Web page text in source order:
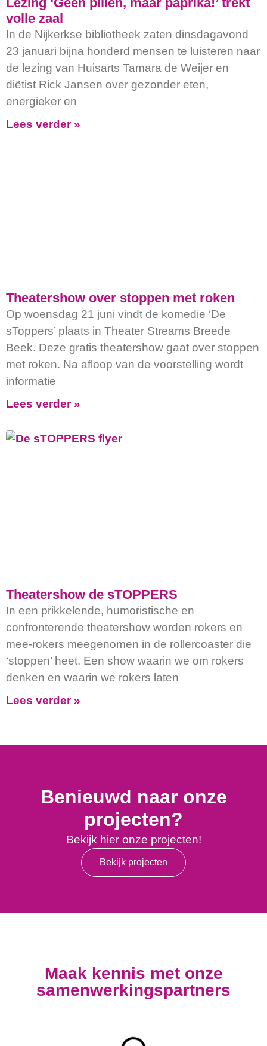
volle zaal
In de Nijkerkse bibliotheek zaten dinsdagavond
23 januari bijna honderd mensen te luisteren naar
de lezing van Huisarts Tamara de Weijer en
diëtist Rick Jansen over gezonder eten,
energieker en
Lees verder »
Theatershow over stoppen met roken
Op woensdag 21 juni vindt de komedie ‘De
sToppers’ plaats in Theater Streams Breede
Beek. Deze gratis theatershow gaat over stoppen
met roken. Na afloop van de voorstelling wordt
informatie
Lees verder »
Theatershow de sTOPPERS
In een prikkelende, humoristische en
confronterende theatershow worden rokers en
mee-rokers meegenomen in de rollercoaster die
‘stoppen’ heet. Een show waarin we om rokers
denken en waarin we rokers laten
Lees verder »
Benieuwd naar onze
projecten?
Bekijk hier onze projecten!
Bekijk projecten
Maak kennis met onze
samenwerkingspartners